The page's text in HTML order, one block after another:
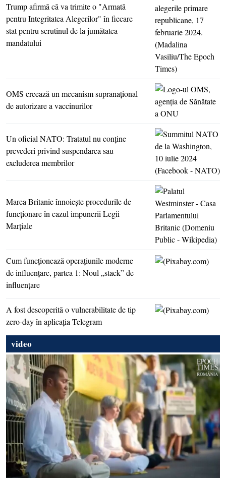
Trump afirmă că va trimite o "Armată
pentru Integritatea Alegerilor" în fiecare
stat pentru scrutinul de la jumătatea
mandatului
OMS creează un mecanism supranaţional
de autorizare a vaccinurilor
Un oficial NATO: Tratatul nu conţine
prevederi privind suspendarea sau
excluderea membrilor
Marea Britanie înnoieşte procedurile de
funcţionare în cazul impunerii Legii
Marţiale
Cum funcţionează operaţiunile moderne
de influenţare, partea 1: Noul „stack” de
influenţare
A fost descoperită o vulnerabilitate de tip
zero-day în aplicaţia Telegram
video